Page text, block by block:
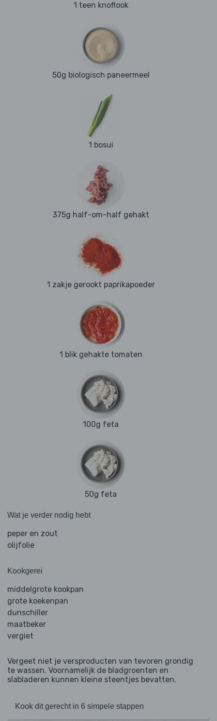
1 teen knoflook
50g biologisch paneermeel
1 bosui
375g half-om-half gehakt
1 zakje gerookt paprikapoeder
1 blik gehakte tomaten
100g feta
50g feta
Wat je verder nodig hebt
peper en zout
olijfolie
Kookgerei
middelgrote kookpan
grote koekenpan
dunschiller
maatbeker
vergiet
Vergeet niet je versproducten van tevoren grondig
te wassen. Voornamelijk de bladgroenten en
slabladeren kunnen kleine steentjes bevatten.
Kook dit gerecht in 6 simpele stappen